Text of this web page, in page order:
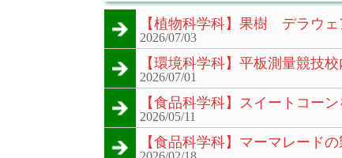
【植物科学科】果樹 デラウ
2026/07/03
【環境科学科】平板測量競技
2026/07/01
【食品科学科】スイートコーン
2026/05/11
【食品科学科】マーマレード